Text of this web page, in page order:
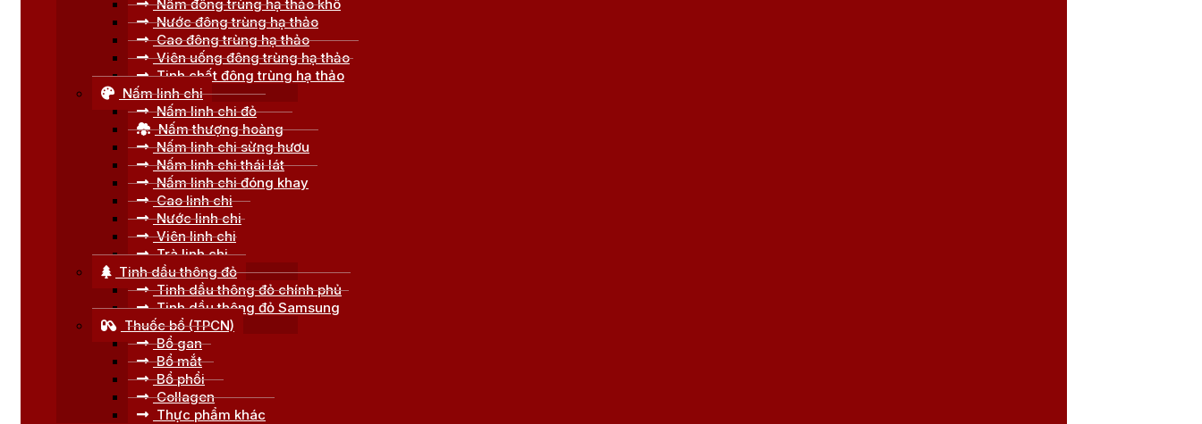
Nấm đông trùng hạ thảo khô
Nước đông trùng hạ thảo
Cao đông trùng hạ thảo
Viên uống đông trùng hạ thảo
Tinh chất đông trùng hạ thảo
Nấm linh chi
Nấm linh chi đỏ
Nấm thượng hoàng
Nấm linh chi sừng hươu
Nấm linh chi thái lát
Nấm linh chi đóng khay
Cao linh chi
Nước linh chi
Viên linh chi
Trà linh chi
Tinh dầu thông đỏ
Tinh dầu thông đỏ chính phủ
Tinh dầu thông đỏ Samsung
Thuốc bổ (TPCN)
Bổ gan
Bổ mắt
Bổ phổi
Collagen
Thực phẩm khác